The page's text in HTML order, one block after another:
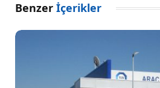
Benzer İçerikler